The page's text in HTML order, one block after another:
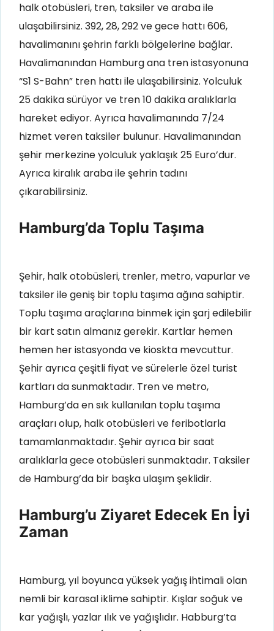
halk otobüsleri, tren, taksiler ve araba ile
ulaşabilirsiniz. 392, 28, 292 ve gece hattı 606,
havalimanını şehrin farklı bölgelerine bağlar.
Havalimanından Hamburg ana tren istasyonuna
“S1 S-Bahn” tren hattı ile ulaşabilirsiniz. Yolculuk
25 dakika sürüyor ve tren 10 dakika aralıklarla
hareket ediyor. Ayrıca havalimanında 7/24
hizmet veren taksiler bulunur. Havalimanından
şehir merkezine yolculuk yaklaşık 25 Euro’dur.
Ayrıca kiralık araba ile şehrin tadını
çıkarabilirsiniz.
Hamburg’da Toplu Taşıma
Şehir, halk otobüsleri, trenler, metro, vapurlar ve
taksiler ile geniş bir toplu taşıma ağına sahiptir.
Toplu taşıma araçlarına binmek için şarj edilebilir
bir kart satın almanız gerekir. Kartlar hemen
hemen her istasyonda ve kioskta mevcuttur.
Şehir ayrıca çeşitli fiyat ve sürelerle özel turist
kartları da sunmaktadır. Tren ve metro,
Hamburg’da en sık kullanılan toplu taşıma
araçları olup, halk otobüsleri ve feribotlarla
tamamlanmaktadır. Şehir ayrıca bir saat
aralıklarla gece otobüsleri sunmaktadır. Taksiler
de Hamburg’da bir başka ulaşım şeklidir.
Hamburg’u Ziyaret Edecek En İyi
Zaman
Hamburg, yıl boyunca yüksek yağış ihtimali olan
nemli bir karasal iklime sahiptir. Kışlar soğuk ve
kar yağışlı, yazlar ılık ve yağışlıdır. Habburg’ta